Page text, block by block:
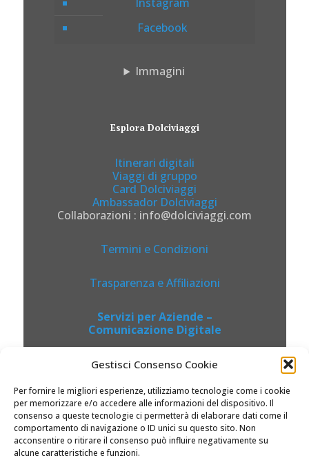
Gestisci Consenso Cookie
Per fornire le migliori esperienze, utilizziamo tecnologie come i cookie
per memorizzare e/o accedere alle informazioni del dispositivo. Il
consenso a queste tecnologie ci permetterà di elaborare dati come il
comportamento di navigazione o ID unici su questo sito. Non
acconsentire o ritirare il consenso può influire negativamente su
alcune caratteristiche e funzioni.
Facebook
Immagini
Esplora Dolciviaggi
Itinerari digitali
Viaggi di gruppo
Card Dolciviaggi
Ambassador Dolciviaggi
Collaborazioni : info@dolciviaggi.com
Termini e Condizioni
Trasparenza e Affiliazioni
Servizi per Aziende –
Comunicazione Digitale